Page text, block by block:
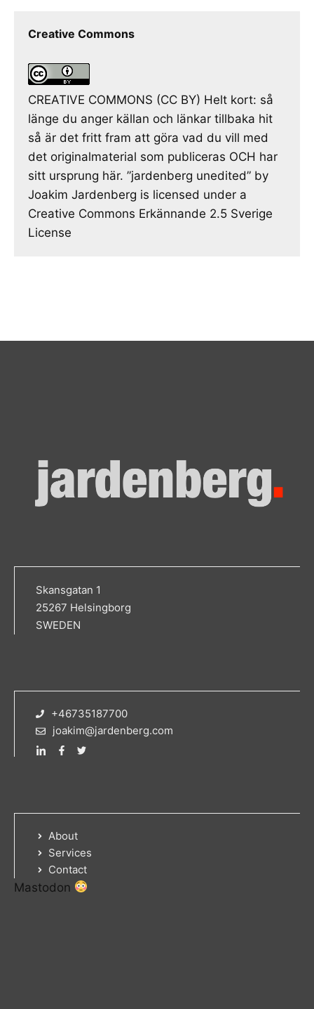
Creative Commons
CREATIVE COMMONS (CC BY) Helt kort: så
länge du anger källan och länkar tillbaka hit
så är det fritt fram att göra vad du vill med
det originalmaterial som publiceras OCH har
sitt ursprung här. ”jardenberg unedited” by
Joakim Jardenberg is licensed under a
Creative Commons Erkännande 2.5 Sverige
License
Skansgatan 1
25267 Helsingborg
SWEDEN
+46735187700
joakim@jardenberg.com
About
Services
Contact
Mastodon